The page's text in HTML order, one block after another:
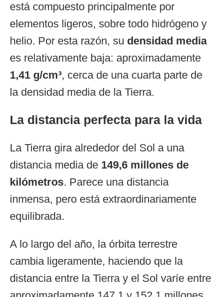
está compuesto principalmente por
elementos ligeros, sobre todo hidrógeno y
helio. Por esta razón, su densidad media
es relativamente baja: aproximadamente
1,41 g/cm³, cerca de una cuarta parte de
la densidad media de la Tierra.
La distancia perfecta para la vida
La Tierra gira alrededor del Sol a una
distancia media de 149,6 millones de
kilómetros. Parece una distancia
inmensa, pero está extraordinariamente
equilibrada.
A lo largo del año, la órbita terrestre
cambia ligeramente, haciendo que la
distancia entre la Tierra y el Sol varíe entre